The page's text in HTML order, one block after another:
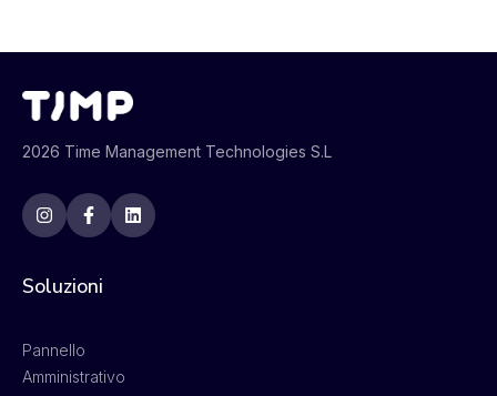
2026 Time Management Technologies S.L
Soluzioni
Pannello
Amministrativo